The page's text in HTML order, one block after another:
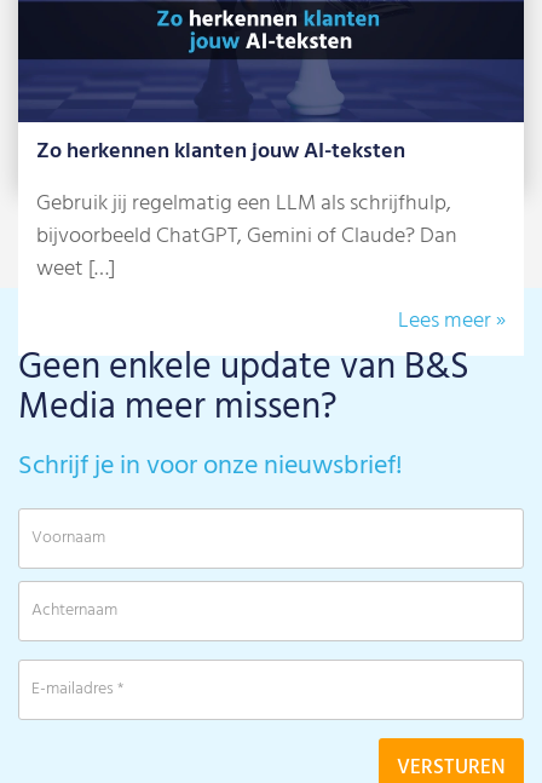
Zo herkennen klanten jouw AI-teksten
Gebruik jij regelmatig een LLM als schrijfhulp,
bijvoorbeeld ChatGPT, Gemini of Claude? Dan
weet […]
Lees meer »
Geen enkele update van B&S
Media meer missen?
Schrijf je in voor onze nieuwsbrief!